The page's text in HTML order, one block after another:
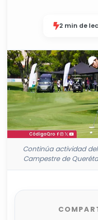
2 min de
Continúa actividad
Campestre de